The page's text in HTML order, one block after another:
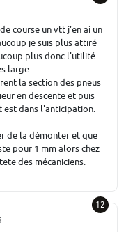
course un vtt j'en ai un
je suis plus attiré
plus donc l'utilité
large.
la section des pneus
en descente et puis
est dans l'anticipation.
de la démonter et que
pour 1 mm alors chez
des mécaniciens.
12